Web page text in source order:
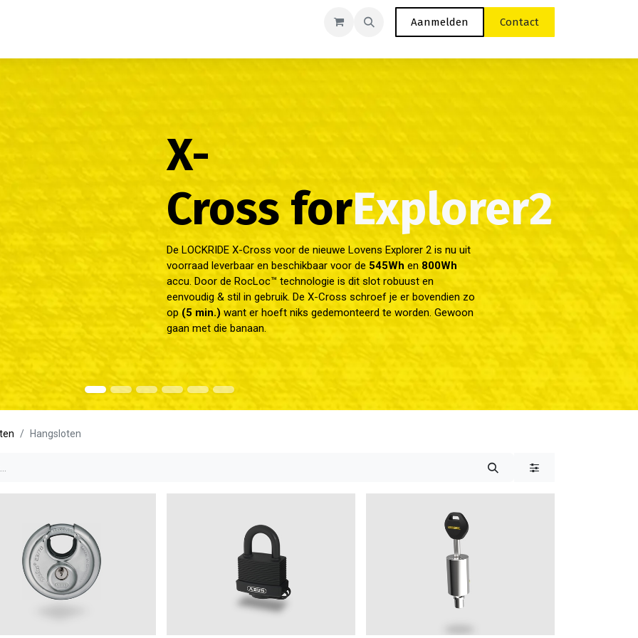
Aanmelden Contact
X-
Cross forExplorer2
De LOCKRIDE X-Cross voor de nieuwe Lovens Explorer 2 is nu uit
voorraad leverbaar en beschikbaar voor de 545Wh en 800Wh
accu. Door de RocLoc™ technologie is dit slot robuust en
eenvoudig & stil in gebruik. De X-Cross schroef je er bovendien zo
op (5 min.) want er hoeft niks gedemonteerd te worden. Gewoon
gaan met die banaan.
Hangsloten